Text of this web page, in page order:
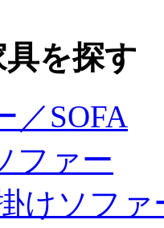
を探す
／SOFA
ファー
けソファ